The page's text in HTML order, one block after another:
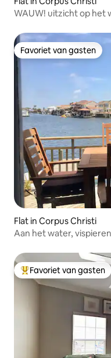
WAUW! uitzicht op het
Favoriet van gasten
Favoriet van gasten
Flat in Corpus Christi
Aan het water,
Topfavoriet van gasten
Favoriet van gasten